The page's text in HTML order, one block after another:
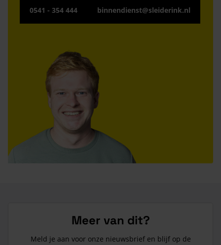
0541 - 354 444 binnendienst@sleiderink.nl
Meer van dit?
Meld je aan voor onze nieuwsbrief en blijf op de